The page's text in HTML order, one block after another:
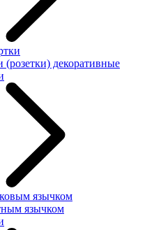
(розетки) декоративные
язычком
язычком